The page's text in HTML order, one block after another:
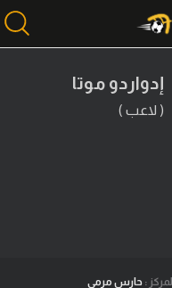
إدواردو موتا
( لاعب )
المركز : حارس مرمى